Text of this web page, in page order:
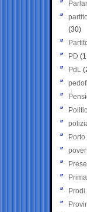
(30)
PD
PdL
Porto
Prodi